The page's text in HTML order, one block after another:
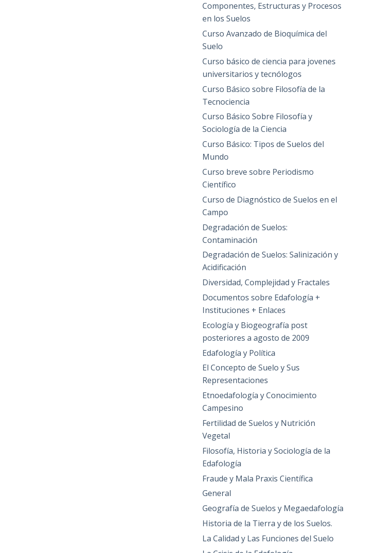
Componentes, Estructuras y Procesos
en los Suelos
Curso Avanzado de Bioquímica del
Suelo
Curso básico de ciencia para jovenes
universitarios y tecnólogos
Curso Básico sobre Filosofía de la
Tecnociencia
Curso Básico Sobre Filosofía y
Sociología de la Ciencia
Curso Básico: Tipos de Suelos del
Mundo
Curso breve sobre Periodismo
Científico
Curso de Diagnóstico de Suelos en el
Campo
Degradación de Suelos:
Contaminación
Degradación de Suelos: Salinización y
Acidificación
Diversidad, Complejidad y Fractales
Documentos sobre Edafología +
Instituciones + Enlaces
Ecología y Biogeografía post
posteriores a agosto de 2009
Edafología y Política
El Concepto de Suelo y Sus
Representaciones
Etnoedafología y Conocimiento
Campesino
Fertilidad de Suelos y Nutrición
Vegetal
Filosofía, Historia y Sociología de la
Edafología
Fraude y Mala Praxis Científica
General
Geografía de Suelos y Megaedafología
Historia de la Tierra y de los Suelos.
La Calidad y Las Funciones del Suelo